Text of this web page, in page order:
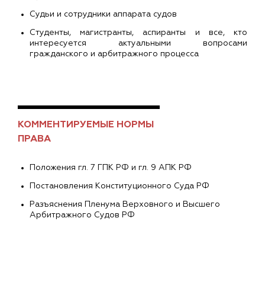
Судьи и сотрудники аппарата судов
Студенты, магистранты, аспиранты и все, кто
интересуется актуальными вопросами
гражданского и арбитражного процесса
КОММЕНТИРУЕМЫЕ НОРМЫ
ПРАВА
Положения гл. 7 ГПК РФ и гл. 9 АПК РФ
Постановления Конституционного Суда РФ
Разъяснения Пленума Верховного и Высшего
Арбитражного Судов РФ